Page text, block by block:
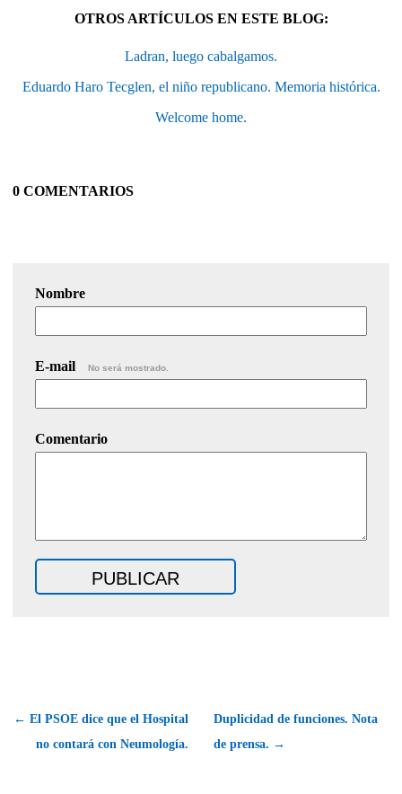
OTROS ARTÍCULOS EN ESTE BLOG:
Ladran, luego cabalgamos.
Eduardo Haro Tecglen, el niño republicano. Memoria histórica.
Welcome home.
0 COMENTARIOS
Nombre
E-mail No será mostrado.
Comentario
← El PSOE dice que el Hospital
no contará con Neumología.
Duplicidad de funciones. Nota
de prensa. →